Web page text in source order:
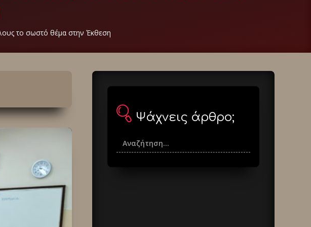
το σωστό θέμα στην Έκθεση
Ψάχνεις άρθρο;